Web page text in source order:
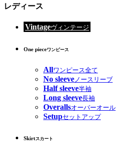
レディース
Vintageヴィンテージ
One pieceワンピース
Allワンピース全て
No sleeve ノースリーブ
Half sleeve半袖
Long sleeve長袖
Overallsオーバーオール
Setupセットアップ
Skirtスカート